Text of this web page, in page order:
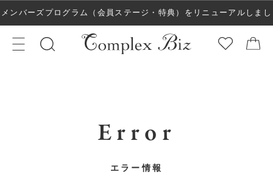
メンバーズプログラム（会員ステージ・特典）をリニューアルしまし
た！
Error
エラー情報